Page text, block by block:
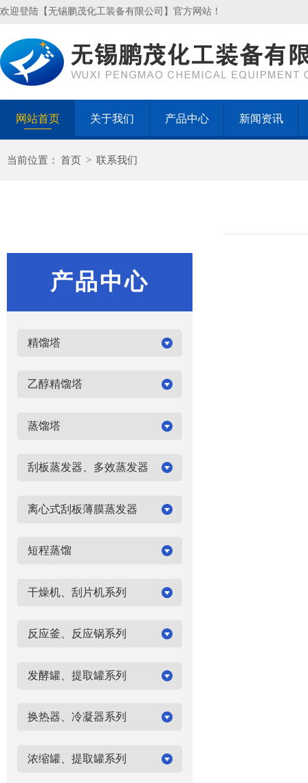
欢迎登陆【无锡鹏茂化工装备有限公司】官方网站！
网站首页 关于我们 产品中心 新闻资讯
当前位置： 首页 > 联系我们
产品中心
精馏塔
乙醇精馏塔
蒸馏塔
刮板蒸发器、多效蒸发器
离心式刮板薄膜蒸发器
短程蒸馏
干燥机、刮片机系列
反应釜、反应锅系列
发酵罐、提取罐系列
换热器、冷凝器系列
浓缩罐、提取罐系列